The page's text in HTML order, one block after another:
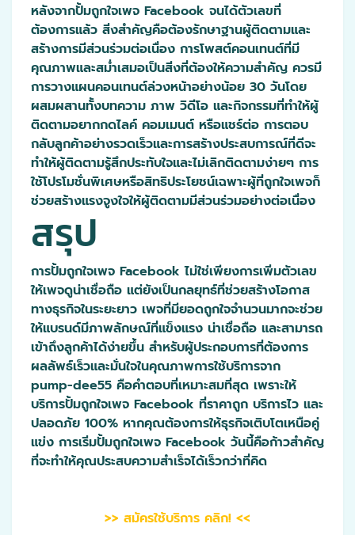
หลังจากปั้มถูกใจเพจ Facebook จนได้ตัวเลขที่
ต้องการแล้ว สิ่งสำคัญคือต้องรักษาฐานผู้ติดตามและ
สร้างการมีส่วนร่วมต่อเนื่อง การโพสต์คอนเทนต์ที่มี
คุณภาพและสม่ำเสมอเป็นสิ่งที่ต้องให้ความสำคัญ ควรมี
การวางแผนคอนเทนต์ล่วงหน้าอย่างน้อย 30 วันโดย
ผสมผสานทั้งบทความ ภาพ วิดีโอ และกิจกรรมที่ทำให้ผู้
ติดตามอยากกดไลค์ คอมเมนต์ หรือแชร์ต่อ การตอบ
กลับลูกค้าอย่างรวดเร็วและการสร้างประสบการณ์ที่ดีจะ
ทำให้ผู้ติดตามรู้สึกประทับใจและไม่เลิกติดตามง่ายๆ การ
ใช้โปรโมชั่นพิเศษหรือสิทธิประโยชน์เฉพาะผู้ที่ถูกใจเพจก็
ช่วยสร้างแรงจูงใจให้ผู้ติดตามมีส่วนร่วมอย่างต่อเนื่อง
สรุป
การปั้มถูกใจเพจ Facebook ไม่ใช่เพียงการเพิ่มตัวเลข
ให้เพจดูน่าเชื่อถือ แต่ยังเป็นกลยุทธ์ที่ช่วยสร้างโอกาส
ทางธุรกิจในระยะยาว เพจที่มียอดถูกใจจำนวนมากจะช่วย
ให้แบรนด์มีภาพลักษณ์ที่แข็งแรง น่าเชื่อถือ และสามารถ
เข้าถึงลูกค้าได้ง่ายขึ้น สำหรับผู้ประกอบการที่ต้องการ
ผลลัพธ์เร็วและมั่นใจในคุณภาพการใช้บริการจาก
pump-dee55 คือคำตอบที่เหมาะสมที่สุด เพราะให้
บริการปั้มถูกใจเพจ Facebook ที่ราคาถูก บริการไว และ
ปลอดภัย 100% หากคุณต้องการให้ธุรกิจเติบโตเหนือคู่
แข่ง การเริ่มปั้มถูกใจเพจ Facebook วันนี้คือก้าวสำคัญ
ที่จะทำให้คุณประสบความสำเร็จได้เร็วกว่าที่คิด
>> สมัครใช้บริการ คลิก! <<